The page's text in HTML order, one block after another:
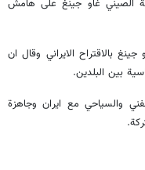
الصيني غاو جينغ على هامش
بالاقتراح الايراني وقال ان
والسياحي مع ايران وجاهزة